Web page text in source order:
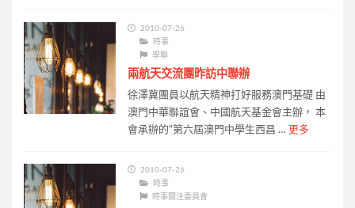
2010-07-26
時事
學聯
兩航天交流團昨訪中聯辦
徐澤冀團員以航天精神打好服務澳門基礎 由
澳門中華聯誼會、中國航天基金會主辦， 本
會承辦的“第六屆澳門中學生西昌 … 更多
2010-07-26
時事
時事關注委員會